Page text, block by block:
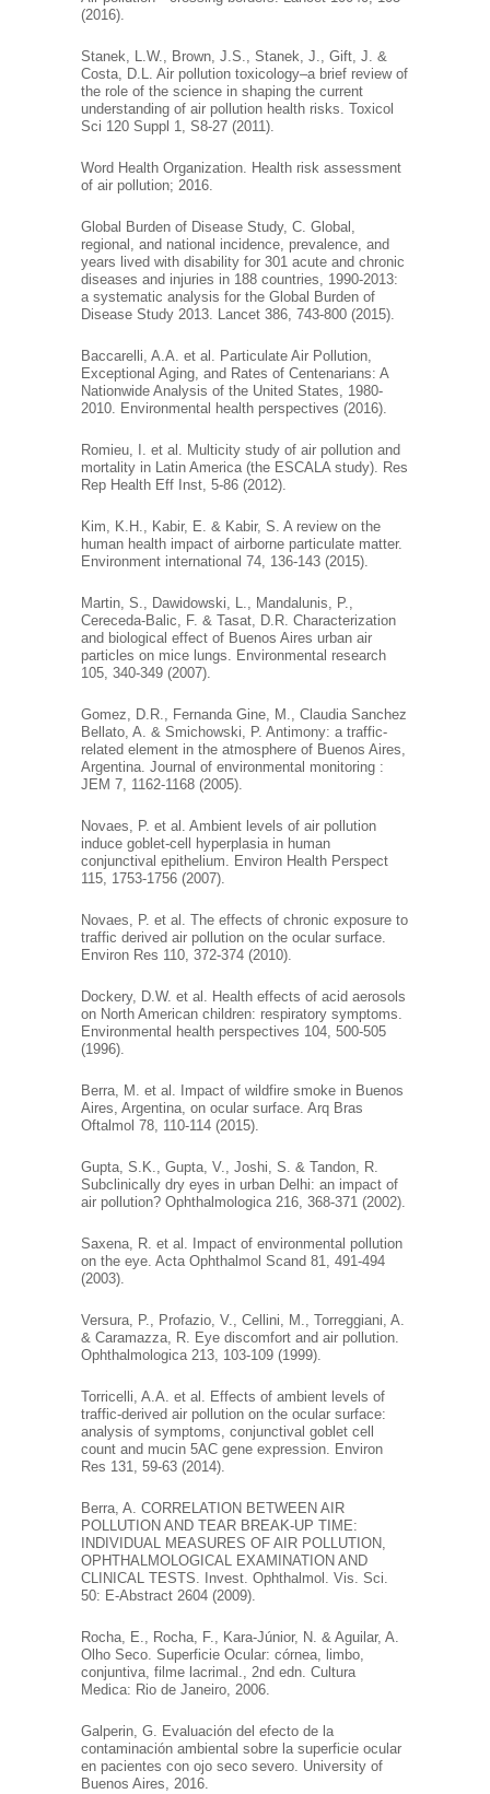
(2016).
Stanek, L.W., Brown, J.S., Stanek, J., Gift, J. &
Costa, D.L. Air pollution toxicology–a brief review of
the role of the science in shaping the current
understanding of air pollution health risks. Toxicol
Sci 120 Suppl 1, S8-27 (2011).
Word Health Organization. Health risk assessment
of air pollution; 2016.
Global Burden of Disease Study, C. Global,
regional, and national incidence, prevalence, and
years lived with disability for 301 acute and chronic
diseases and injuries in 188 countries, 1990-2013:
a systematic analysis for the Global Burden of
Disease Study 2013. Lancet 386, 743-800 (2015).
Baccarelli, A.A. et al. Particulate Air Pollution,
Exceptional Aging, and Rates of Centenarians: A
Nationwide Analysis of the United States, 1980-
2010. Environmental health perspectives (2016).
Romieu, I. et al. Multicity study of air pollution and
mortality in Latin America (the ESCALA study). Res
Rep Health Eff Inst, 5-86 (2012).
Kim, K.H., Kabir, E. & Kabir, S. A review on the
human health impact of airborne particulate matter.
Environment international 74, 136-143 (2015).
Martin, S., Dawidowski, L., Mandalunis, P.,
Cereceda-Balic, F. & Tasat, D.R. Characterization
and biological effect of Buenos Aires urban air
particles on mice lungs. Environmental research
105, 340-349 (2007).
Gomez, D.R., Fernanda Gine, M., Claudia Sanchez
Bellato, A. & Smichowski, P. Antimony: a traffic-
related element in the atmosphere of Buenos Aires,
Argentina. Journal of environmental monitoring :
JEM 7, 1162-1168 (2005).
Novaes, P. et al. Ambient levels of air pollution
induce goblet-cell hyperplasia in human
conjunctival epithelium. Environ Health Perspect
115, 1753-1756 (2007).
Novaes, P. et al. The effects of chronic exposure to
traffic derived air pollution on the ocular surface.
Environ Res 110, 372-374 (2010).
Dockery, D.W. et al. Health effects of acid aerosols
on North American children: respiratory symptoms.
Environmental health perspectives 104, 500-505
(1996).
Berra, M. et al. Impact of wildfire smoke in Buenos
Aires, Argentina, on ocular surface. Arq Bras
Oftalmol 78, 110-114 (2015).
Gupta, S.K., Gupta, V., Joshi, S. & Tandon, R.
Subclinically dry eyes in urban Delhi: an impact of
air pollution? Ophthalmologica 216, 368-371 (2002).
Saxena, R. et al. Impact of environmental pollution
on the eye. Acta Ophthalmol Scand 81, 491-494
(2003).
Versura, P., Profazio, V., Cellini, M., Torreggiani, A.
& Caramazza, R. Eye discomfort and air pollution.
Ophthalmologica 213, 103-109 (1999).
Torricelli, A.A. et al. Effects of ambient levels of
traffic-derived air pollution on the ocular surface:
analysis of symptoms, conjunctival goblet cell
count and mucin 5AC gene expression. Environ
Res 131, 59-63 (2014).
Berra, A. CORRELATION BETWEEN AIR
POLLUTION AND TEAR BREAK-UP TIME:
INDIVIDUAL MEASURES OF AIR POLLUTION,
OPHTHALMOLOGICAL EXAMINATION AND
CLINICAL TESTS. Invest. Ophthalmol. Vis. Sci.
50: E-Abstract 2604 (2009).
Rocha, E., Rocha, F., Kara-Júnior, N. & Aguilar, A.
Olho Seco. Superficie Ocular: córnea, limbo,
conjuntiva, filme lacrimal., 2nd edn. Cultura
Medica: Rio de Janeiro, 2006.
Galperin, G. Evaluación del efecto de la
contaminación ambiental sobre la superficie ocular
en pacientes con ojo seco severo. University of
Buenos Aires, 2016.